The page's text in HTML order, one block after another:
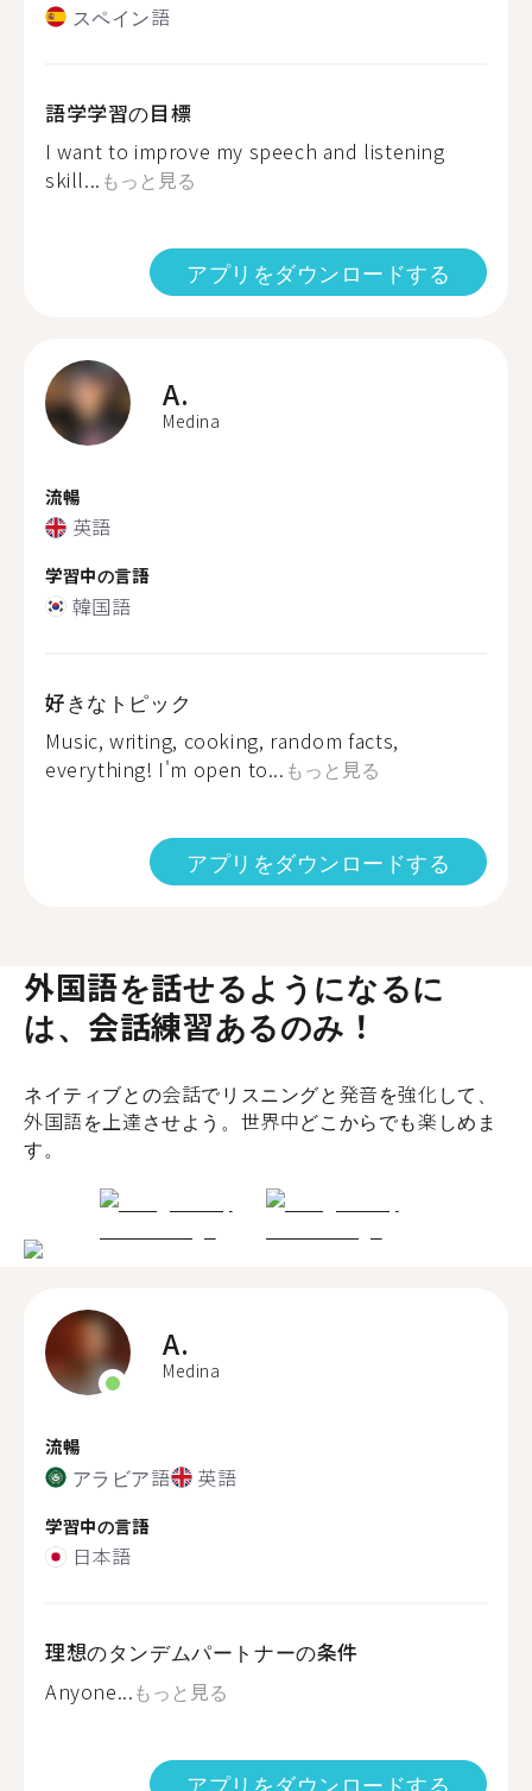
スペイン語
語学学習の目標
I want to improve my speech and listening
skill... もっと見る
アプリをダウンロードする
A.
Medina
流暢
英語
学習中の言語
韓国語
好きなトピック
Music, writing, cooking, random facts,
everything! I'm open to... もっと見る
アプリをダウンロードする
外国語を話せるようになるに
は、会話練習あるのみ！
ネイティブとの会話でリスニングと発音を強化して、
外国語を上達させよう。世界中どこからでも楽しめま
す。
A.
Medina
流暢
アラビア語 英語
学習中の言語
日本語
理想のタンデムパートナーの条件
Anyone...もっと見る
アプリをダウンロードする